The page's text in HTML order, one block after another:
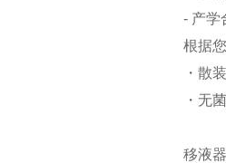
- 产学
根据
・散
・无
移液